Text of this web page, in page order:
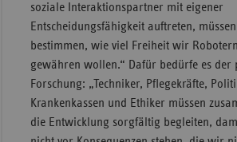
soziale Interaktionspartner mit eigener
Entscheidungsfähigkeit auftreten,
bestimmen, wie viel Freiheit wir
gewähren wollen.“ Dafür bedürfe es der
Forschung: „Techniker, Pflegekräfte,
Krankenkassen und Ethiker müssen
die Entwicklung sorgfältig begleiten,